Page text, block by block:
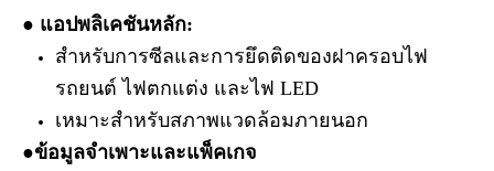
● แอปพลิเคชันหลัก:
สำหรับการซีลและการยึดติดของฝาครอบไฟ
รถยนต์ ไฟตกแต่ง และไฟ LED
เหมาะสำหรับสภาพแวดล้อมภายนอก
●ข้อมูลจำเพาะและแพ็คเกจ